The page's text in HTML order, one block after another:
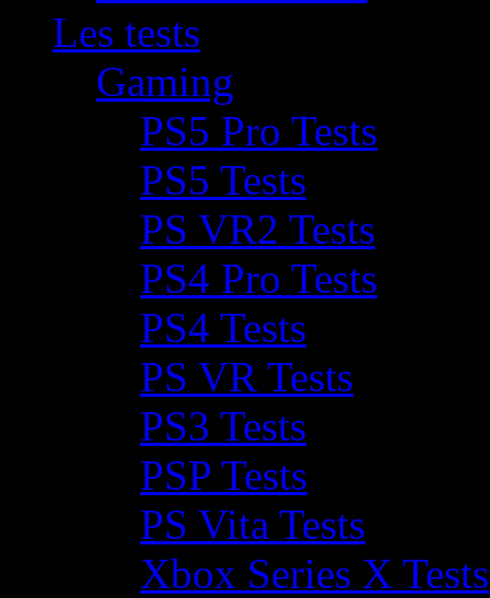
Les tests
Gaming
PS5 Pro Tests
PS5 Tests
PS VR2 Tests
PS4 Pro Tests
PS4 Tests
PS VR Tests
PS3 Tests
PSP Tests
PS Vita Tests
Xbox Series X Tests